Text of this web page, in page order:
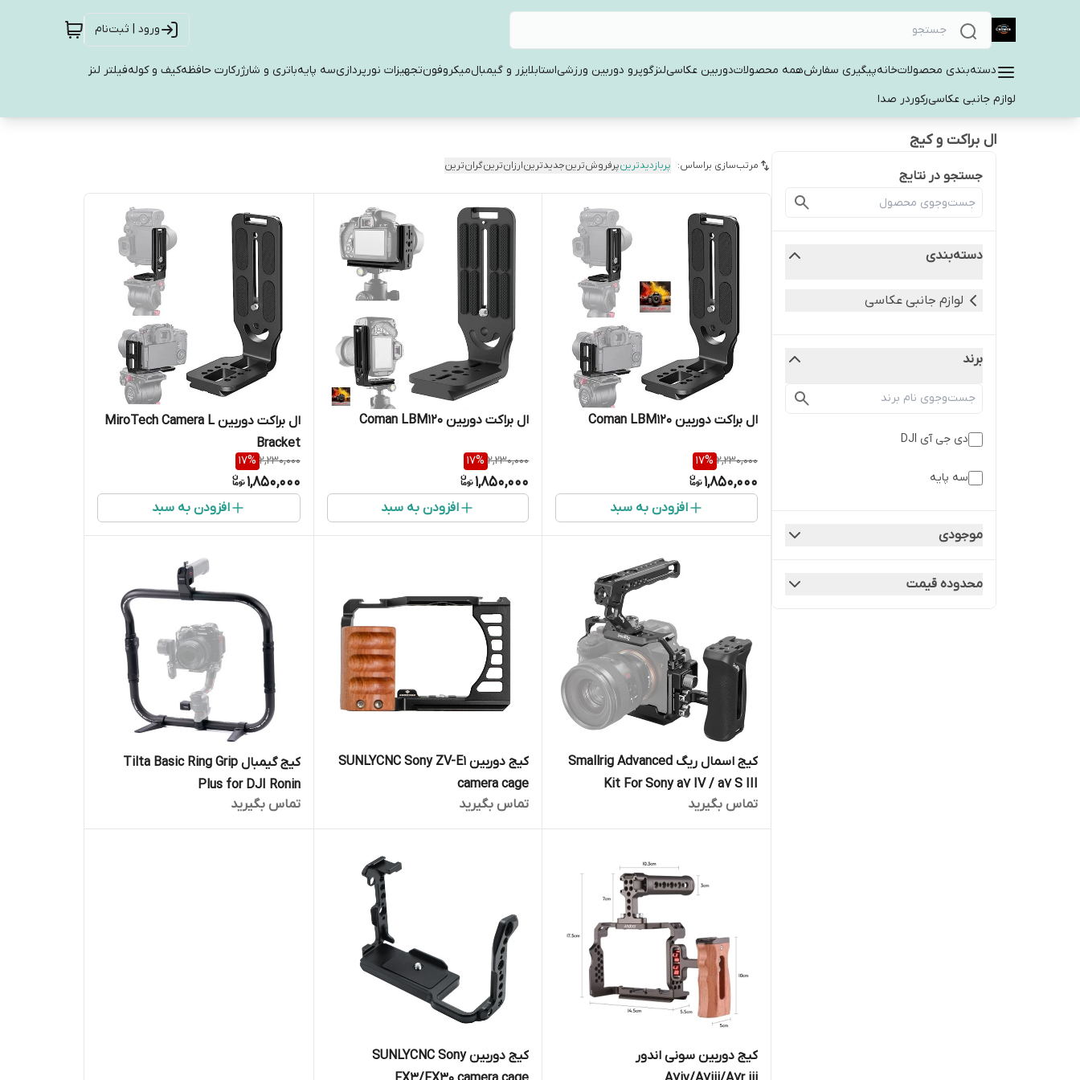
ورود | ثبت‌نام
دسته‌بندی محصولاتخانهپیگیری سفارشهمه محصولاتدوربین عکاسیلنزگوپرو دوربین ورزشیاستابلایزر و گیمبالمیکروفونتجهیزات نورپردازیسه پایهباتری و شارژرکارت حافظهکیف و کولهفیلتر لنز
لوازم جانبی عکاسیرکوردر صدا
ال براکت و کیج
جستجو در نتایج
دسته‌بندی
لوازم جانبی عکاسی
برند
دی جی آی DJI
سه پایه
موجودی
محدوده قیمت
مرتب‌سازی براساس: پربازدیدترینپرفروش‌ترینجدیدترینارزان‌ترینگران‌ترین
ال براکت دوربین Coman LBM120
2,230,000
17%
1,850,000
افزودن به سبد
ال براکت دوربین Coman LBM120
2,230,000
17%
1,850,000
افزودن به سبد
ال براکت دوربین MiroTech Camera L
Bracket
2,230,000
17%
1,850,000
افزودن به سبد
کیج اسمال ریگ Smallrig Advanced
Kit For Sony a7 IV / a7 S III
تماس بگیرید
کیج دوربین SUNLYCNC Sony ZV-E1
camera cage
تماس بگیرید
کیج گیمبال Tilta Basic Ring Grip
Plus for DJI Ronin
تماس بگیرید
کیج دوربین سونی اندور
کیج دوربین SUNLYCNC Sony